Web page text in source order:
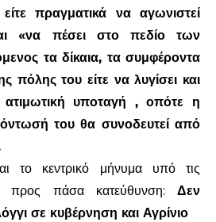
πραγματικά να αγωνιστεί
«να πέσει στο πεδίο των
τα δίκαια, τα συμφέροντα
πόλης του είτε να λυγίσει και
ατιμωτική υποταγή , οπότε η
του θα συνοδευτεί από
το κεντρικό μήνυμα υπό τις
προς πάσα κατεύθυνση: Δεν
σε κυβέρνηση και Αγρίνιο